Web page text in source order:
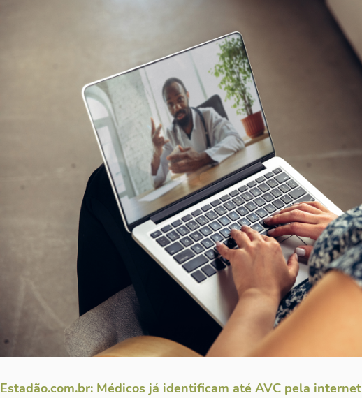
Estadão.com.br: Médicos já identificam até AVC pela internet